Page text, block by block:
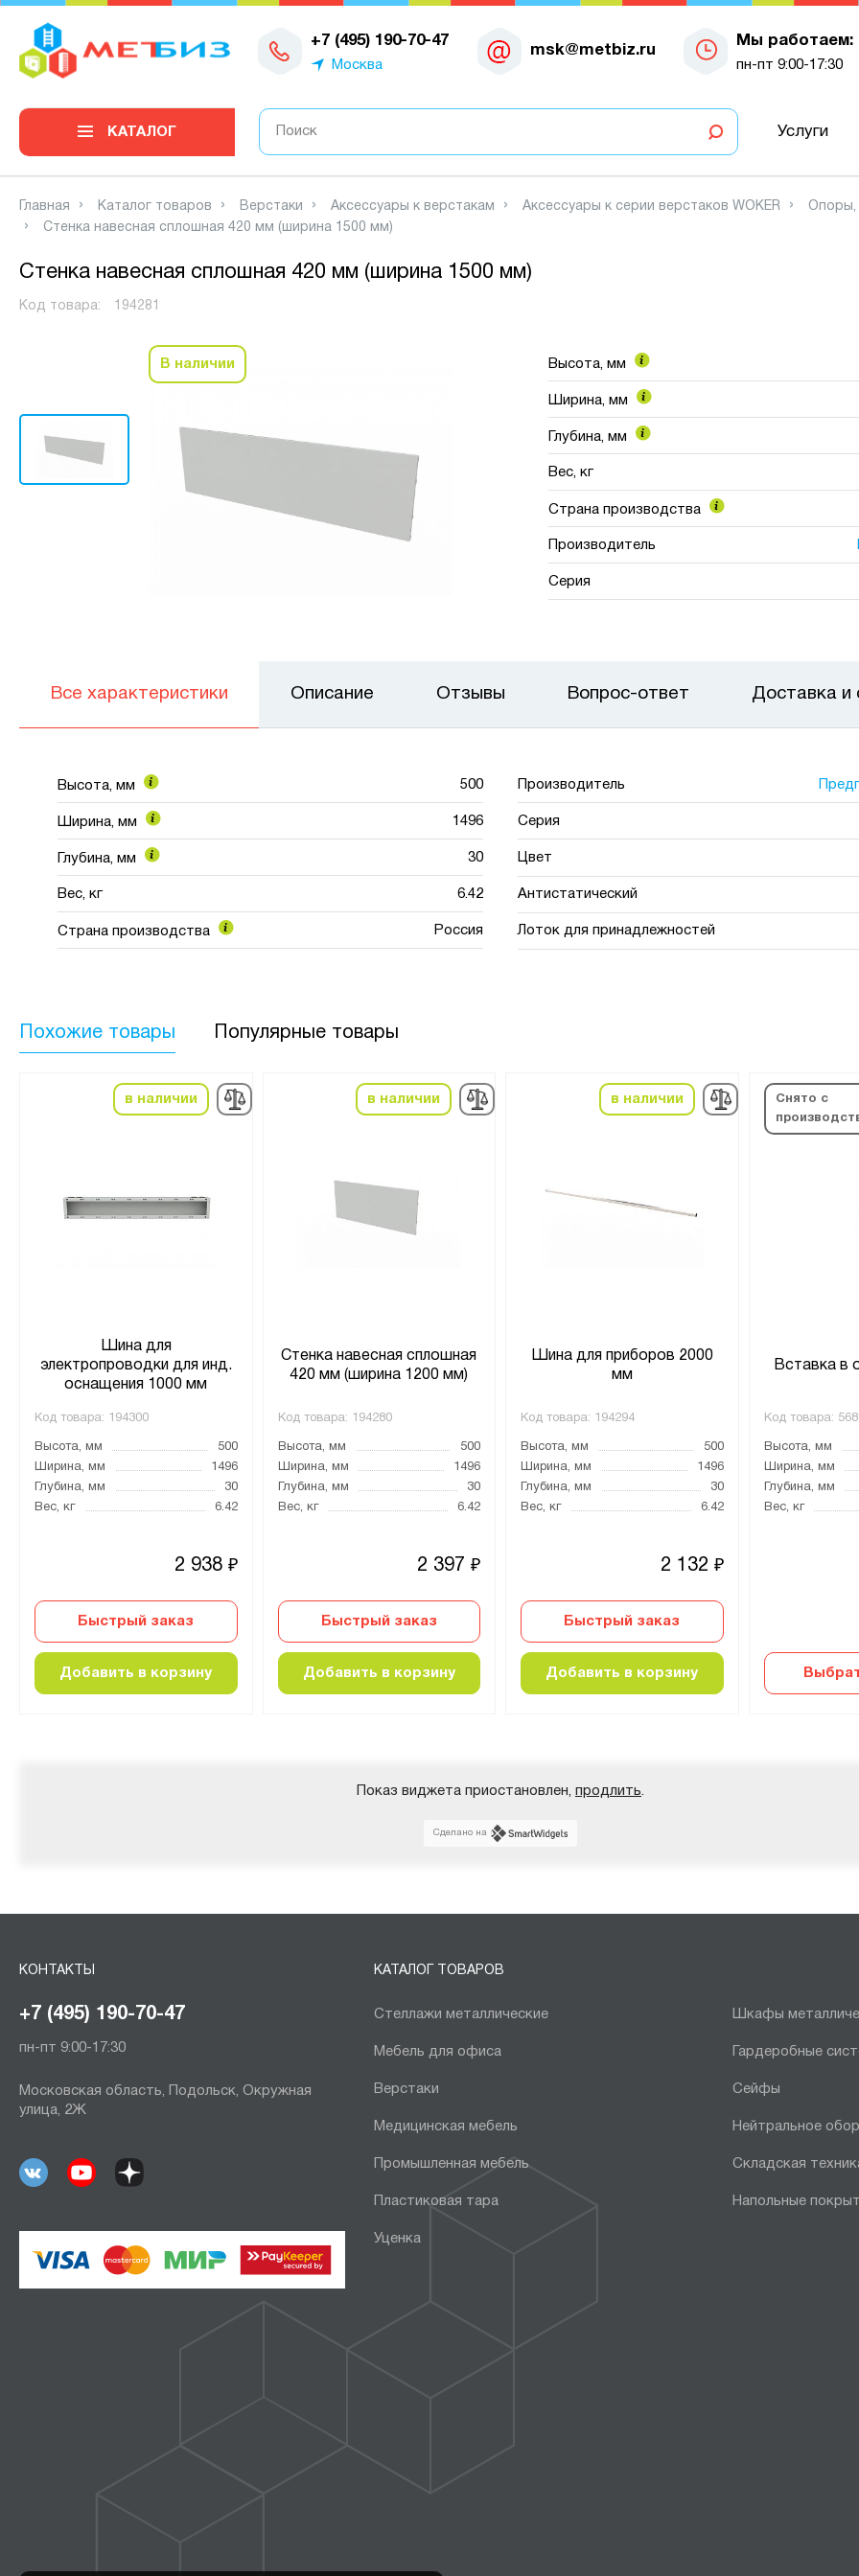
+7 (495) 190-70-47
Москва
msk@metbiz.ru
Мы работаем:
пн-пт 9:00-17:30
0
КАТАЛОГ Услуги
Главная Каталог товаров Верстаки Аксессуары к верстакам Аксессуары к серии верстаков WOKER
Опоры,
Стенка навесная сплошная 420 мм (ширина 1500 мм)
Стенка навесная сплошная 420 мм (ширина 1500 мм)
Код товара: 194281
В наличии Высота, мм
Ширина, мм
Глубина, мм
Вес, кг
Страна производства
Производитель
Серия
Все характеристики
Высота, мм 500
Ширина, мм 1496
Глубина, мм 30
Вес, кг 6.42
Страна производства Россия
Производитель
Серия
Цвет
Антистатический
Лоток для принадлежностей
Описание Отзывы Вопрос-ответ Доставка и
Похожие товары Популярные товары
в наличии
Шина для
электропроводки для инд.
оснащения 1000 мм
Код товара: 194300
Высота, мм
500
Ширина, мм
1496
Глубина, мм
30
Вес, кг
6.42
2 938 ₽
Быстрый заказ
Добавить в корзину
в наличии
Стенка навесная сплошная
420 мм (ширина 1200 мм)
Код товара: 194280
Высота, мм
500
Ширина, мм
1496
Глубина, мм
30
Вес, кг
6.42
2 397 ₽
Быстрый заказ
Добавить в корзину
в наличии
Шина для приборов 2000
мм
Код товара: 194294
Высота, мм
500
Ширина, мм
1496
Глубина, мм
30
Вес, кг
6.42
2 132 ₽
Быстрый заказ
Добавить в корзину
Снято с
Вставка в
Код товара:
Высота, мм
Ширина, мм
Глубина, мм
Вес, кг
Показ виджета приостановлен, продлить.
Сделано на
КОНТАКТЫ
+7 (495) 190-70-47
пн-пт 9:00-17:30
Московская область, Подольск, Окружная
улица, 2Ж
КАТАЛОГ ТОВАРОВ
Стеллажи металлические Шкафы
Мебель для офиса Гардеробные
Верстаки Сейфы
Медицинская мебель Нейтральное
Промышленная мебель Складская
Пластиковая тара Напольные
Уценка